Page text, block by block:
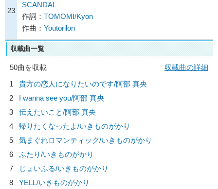
23
SCANDAL
作詞： TOMOMI/Kyon
作曲： Youtorilon
収載曲一覧
50曲を収載
収載曲の詳細
1
貴方の恋人になりたいのです/阿部 真央
2
I wanna see you/阿部 真央
3
伝えたいこと/阿部 真央
4
帰りたくなったよ/いきものがかり
5
気まぐれロマンティック/いきものがかり
6
ふたり/いきものがかり
7
じょいふる/いきものがかり
8
YELL/いきものがかり